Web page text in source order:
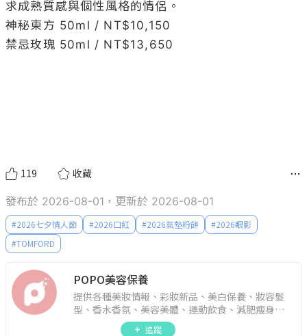
求成熟質感與個性風格的情侶。
神秘東方 50ml / NT$10,150
禁忌玫瑰 50ml / NT$13,650
119 收藏
發布於 2026-08-01，更新於 2026-08-01
#2026七夕情人節 #2026口紅 #2026氣墊粉餅 #2026眼影
#TOMFORD
POPO美容保養
提供各種美妝情報、彩妝新品、美白保養、妝容髮
型、香水香氛、美容美體、運動飲食、減肥瘦身、
週年慶資訊。
追蹤